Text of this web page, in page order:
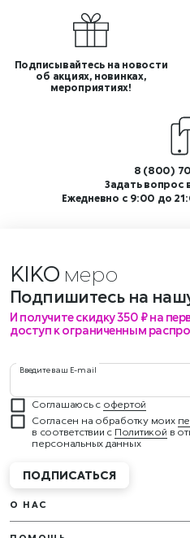
Подписывайтесь на новости
об акциях, новинках,
мероприятиях!
8 (800)
Задать вопрос
Ежедневно с 9:00 до
KIKO мероп
Подпишитесь на
И получите скидку 350 ₽ на
доступ к ограниченным
Введите ваш E-mail
Соглашаюсь с офертой
Согласен на обработку моих
в соответствии с Политикой в
персональных данных
ПОДПИСАТЬСЯ
О НАС